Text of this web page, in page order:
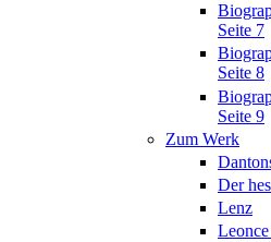
Seite 7
Seite 8
Seite 9
Zum Werk
Der
Lenz